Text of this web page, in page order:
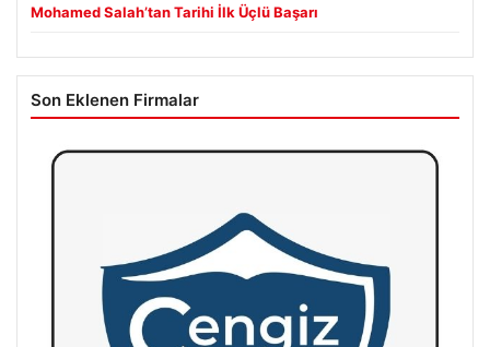
Mohamed Salah’tan Tarihi İlk Üçlü Başarı
Son Eklenen Firmalar